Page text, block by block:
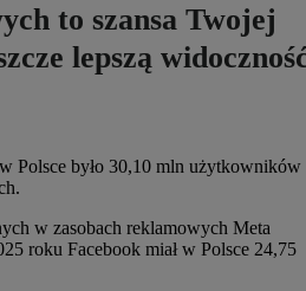
to szansa Twojej
lepszą
Polsce było 30,10 mln użytkowników
w zasobach reklamowych Meta
roku Facebook miał w Polsce 24,75